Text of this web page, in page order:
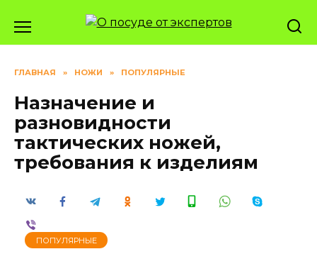
содержанию
ГЛАВНАЯ » НОЖИ » ПОПУЛЯРНЫЕ
Назначение и
разновидности
тактических ножей,
требования к изделиям
ПОПУЛЯРНЫЕ